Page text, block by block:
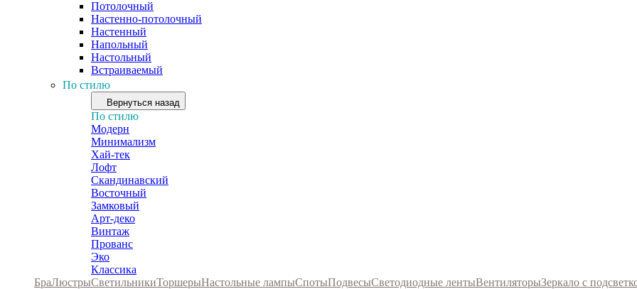
Потолочный
Настенно-потолочный
Настенный
Напольный
Настольный
Встраиваемый
По стилю
Вернуться назад
По стилю
Модерн
Минимализм
Хай-тек
Лофт
Скандинавский
Восточный
Замковый
Арт-деко
Винтаж
Прованс
Эко
Классика
БраЛюстрыСветильникиТоршерыНастольные лампыСпотыПодвесыСветодиодные лентыВентиляторыЗеркало с